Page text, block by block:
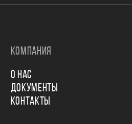
КОМПАНИЯ
О НАС
ДОКУМЕНТЫ
КОНТАКТЫ